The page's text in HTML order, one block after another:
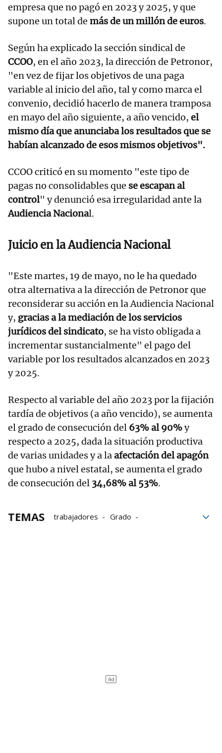
empresa que no pagó en 2023 y 2025, y que
supone un total de más de un millón de euros.
Según ha explicado la sección sindical de
CCOO, en el año 2023, la dirección de Petronor,
"en vez de fijar los objetivos de una paga
variable al inicio del año, tal y como marca el
convenio, decidió hacerlo de manera tramposa
en mayo del año siguiente, a año vencido, el
mismo día que anunciaba los resultados que se
habían alcanzado de esos mismos objetivos".
CCOO criticó en su momento "este tipo de
pagas no consolidables que se escapan al
control" y denunció esa irregularidad ante la
Audiencia Nacional.
Juicio en la Audiencia Nacional
"Este martes, 19 de mayo, no le ha quedado
otra alternativa a la dirección de Petronor que
reconsiderar su acción en la Audiencia Nacional
y, gracias a la mediación de los servicios
jurídicos del sindicato, se ha visto obligada a
incrementar sustancialmente" el pago del
variable por los resultados alcanzados en 2023
y 2025.
Respecto al variable del año 2023 por la fijación
tardía de objetivos (a año vencido), se aumenta
el grado de consecución del 63% al 90%y
respecto a 2025, dada la situación productiva
de varias unidades y a laafectación del apagón
que hubo a nivel estatal, se aumenta el grado
de consecución del 34,68% al 53%.
TEMAS trabajadores
Grado